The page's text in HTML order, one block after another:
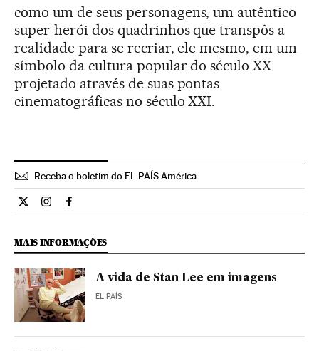
como um de seus personagens, um autêntico
super-herói dos quadrinhos que transpôs a
realidade para se recriar, ele mesmo, em um
símbolo da cultura popular do século XX
projetado através de suas pontas
cinematográficas no século XXI.
Receba o boletim do EL PAÍS América
Cultura El País Brasil en Twitter
Cultura El País Brasil en Instagram
Cultura El País Brasil en Facebook
MAIS INFORMAÇÕES
A vida de Stan Lee em imagens
EL PAÍS